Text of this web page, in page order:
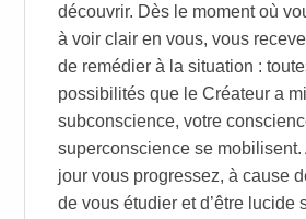
découvrir. Dès le moment où
à voir clair en vous, vous
de remédier à la situation :
possibilités que le Créateur a
subconscience, votre
superconscience se
jour vous progressez, à cause
de vous étudier et d’être lucide